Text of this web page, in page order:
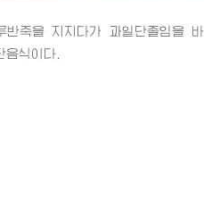
죽을 지지다가 과일단졸임을 바
식이다.